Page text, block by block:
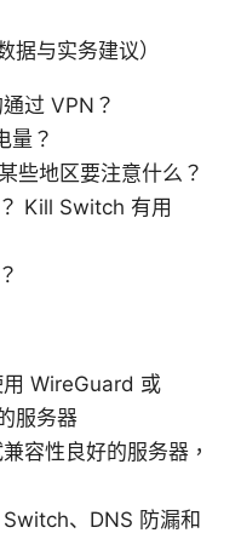
据与实务建议）
过 VPN？
量？
些地区要注意什么？
Kill Switch 有用
WireGuard 或
服务器
容性良好的服务器，
、DNS 防漏和